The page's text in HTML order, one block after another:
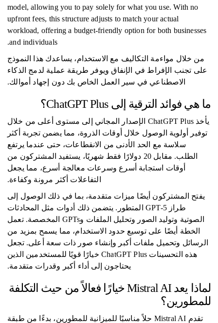
model, allowing you to pay solely for what you use. With no
upfront fees, this structure adjusts to match your actual
workload, offering a budget-friendly option for both businesses
and individuals.
من خلال مواءمة التكاليف مع الاستخدام، يساعدك هذا النموذج
على تجنب الإفراط في الإنفاق ويوفر طريقة عملية لدمج الذكاء
الاصطناعي في سير العمل الخاص بك دون إجهاد أموالك.
ما هي فوائد الترقية إلى ChatGPT Plus؟
يأخذ ChatGPT Plus الإصدار المجاني إلى مستوى أعلى من خلال
توفير أولوية الوصول خلال أوقات الذروة، مما يضمن تجربة أكثر
سلاسة مع الحد الأدنى من الانقطاعات، حتى عندما يرتفع
الطلب. مقابل 20 دولارًا فقط شهريًا، يستفيد المشتركون من
أوقات استجابة أسرع وسرعات معالجة أسرع، مما يجعل
التفاعلات أكثر مرونة وكفاءة.
يفتح المشتركون أيضًا ميزات متقدمة، بما في ذلك الوصول إلى
طراز GPT-5 المتطور. يتضمن ذلك أدوات مثل المحادثات
الصوتية وتوليد الصور وتحليل الملفات وGPTs المخصصة. تعمل
الخطة أيضًا على توسيع حدود الاستخدام، مما يسمح بمزيد من
الرسائل وتحميل ملفات أكبر وإنشاء صور ذات سعة أعلى. تجعل
هذه التحسينات ChatGPT Plus خيارًا قويًا للمستخدمين الذين
يحتاجون إلى أداء أكبر وقدرات متقدمة.
لماذا يعد Mistral AI خيارًا فعالاً من حيث التكلفة
للمطورين؟
تقدم Mistral AI حلاً مناسبًا للميزانية للمطورين، بدءًا من طبقة